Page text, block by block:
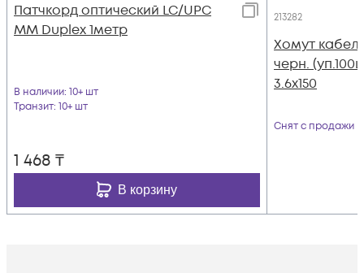
Патчкорд оптический LC/UPC
MM Duplex 1метр
В наличии: 10+ шт
Транзит: 10+ шт
1 468 ₸
В корзину
213282
Хомут
черн.
3.6x150
Снят с продажи